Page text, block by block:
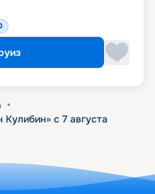
•
с 7 августа